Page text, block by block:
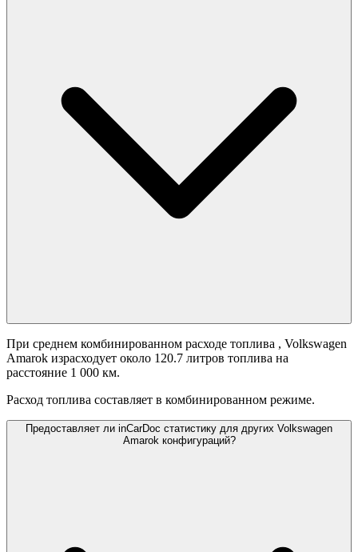
При среднем комбинированном расходе топлива , Volkswagen
Amarok израсходует около 120.7 литров топлива на
расстояние 1 000 км.
Расход топлива составляет в комбинированном режиме.
Предоставляет ли inCarDoc статистику для других Volkswagen
Amarok конфигураций?